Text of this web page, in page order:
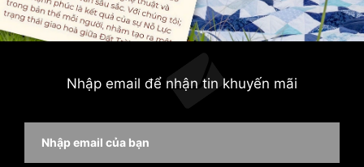
Nhập email để nhận tin khuyến mãi